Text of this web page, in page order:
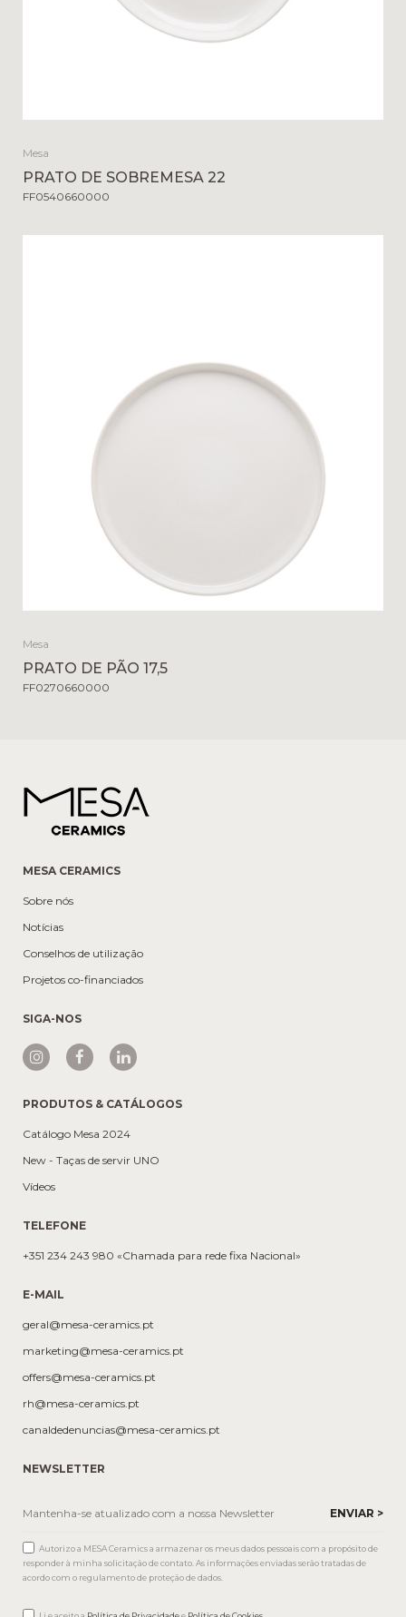
Mesa
PRATO DE SOBREMESA 22
FF0540660000
Mesa
PRATO DE PÃO 17,5
FF0270660000
MESA CERAMICS
Sobre nós
Notícias
Conselhos de utilização
Projetos co-financiados
SIGA-NOS
PRODUTOS & CATÁLOGOS
Catálogo Mesa 2024
New - Taças de servir UNO
Vídeos
TELEFONE
+351 234 243 980 «Chamada para rede fixa Nacional»
E-MAIL
geral@mesa-ceramics.pt
marketing@mesa-ceramics.pt
offers@mesa-ceramics.pt
rh@mesa-ceramics.pt
canaldedenuncias@mesa-ceramics.pt
NEWSLETTER
Autorizo a MESA Ceramics a armazenar os meus dados pessoais com a propósito de
responder à minha solicitação de contato. As informações enviadas serão tratadas de
acordo com o regulamento de proteção de dados.